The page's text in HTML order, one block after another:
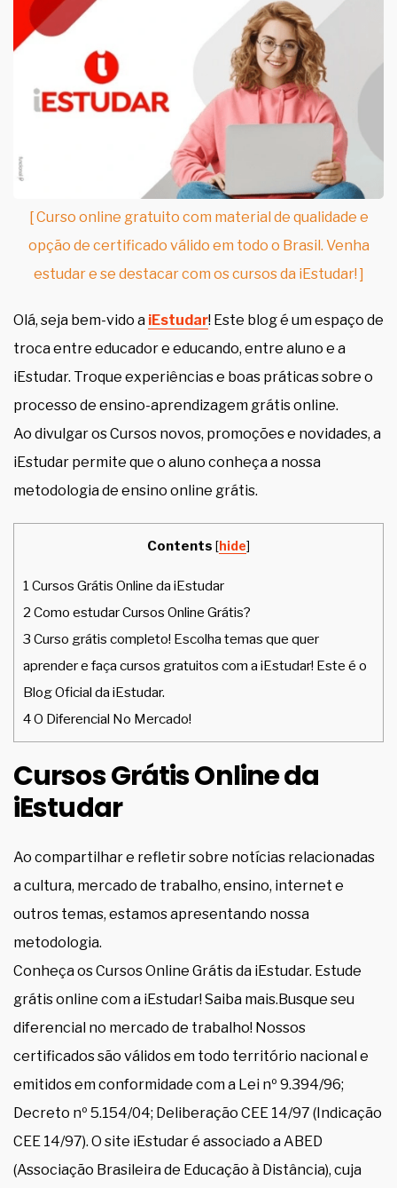
[ Curso online gratuito com material de qualidade e
opção de certificado válido em todo o Brasil. Venha
estudar e se destacar com os cursos da iEstudar! ]
Olá, seja bem-vido a iEstudar! Este blog é um espaço de
troca entre educador e educando, entre aluno e a
iEstudar. Troque experiências e boas práticas sobre o
processo de ensino-aprendizagem grátis online.
Ao divulgar os Cursos novos, promoções e novidades, a
iEstudar permite que o aluno conheça a nossa
metodologia de ensino online grátis.
Contents [hide]
1 Cursos Grátis Online da iEstudar
2 Como estudar Cursos Online Grátis?
3 Curso grátis completo! Escolha temas que quer
aprender e faça cursos gratuitos com a iEstudar! Este é o
Blog Oficial da iEstudar.
4O Diferencial No Mercado!
Cursos Grátis Online da
iEstudar
Ao compartilhar e refletir sobre notícias relacionadas
a cultura, mercado de trabalho, ensino, internet e
outros temas, estamos apresentando nossa
metodologia.
Conheça os Cursos Online Grátis da iEstudar. Estude
grátis online com a iEstudar! Saiba mais.Busque seu
diferencial no mercado de trabalho! Nossos
certificados são válidos em todo território nacional e
emitidos em conformidade com a Lei nº 9.394/96;
Decreto nº 5.154/04; Deliberação CEE 14/97 (Indicação
CEE 14/97). O site iEstudar é associado a ABED
(Associação Brasileira de Educação à Distância), cuja